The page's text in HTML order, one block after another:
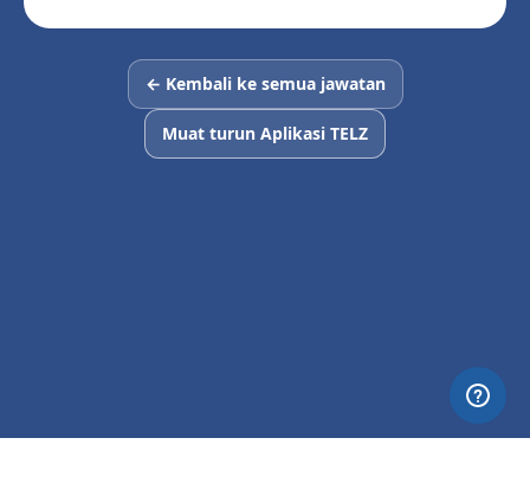
← Kembali ke semua jawatan
Muat turun Aplikasi TELZ